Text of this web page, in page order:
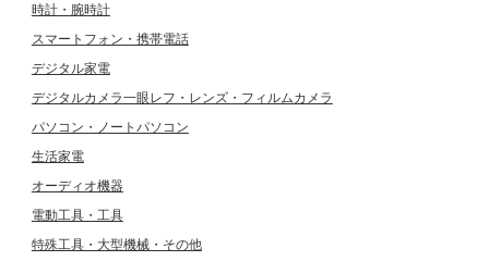
時計・腕時計
スマートフォン・携帯電話
デジタル家電
デジタルカメラ一眼レフ・レンズ・フィルムカメラ
パソコン・ノートパソコン
生活家電
オーディオ機器
電動工具・工具
特殊工具・大型機械・その他